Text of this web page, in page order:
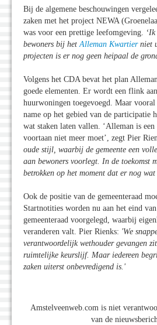
Bij de algemene beschouwingen
zaken met het project NEWA
was voor een prettige leefomgeving.
bewoners bij hetAlleman Kwartierniet
projecten is er nog geen heipaal de
Volgens het CDA bevat het plan
goede elementen. Er wordt een flink
huurwoningen toegevoegd. Maar
name op het gebied van de participatie
wat staken laten vallen. ‘Alleman is
voortaan niet meer moet’, zegt Pier
oude stijl, waarbij de gemeente een
aan bewoners voorlegt. In de toekomst
betrokken op het moment dat er nog
Ook de positie van de gemeenteraad
Startnotities worden nu aan het eind
gemeenteraad voorgelegd, waarbij
veranderen valt. Pier Rienks: 'We
verantwoordelijk wethouder gevangen
ruimtelijke keurslijf. Maar iedereen
zaken uiterst onbevredigend is.'
Amstelveenweb.com is niet
van de